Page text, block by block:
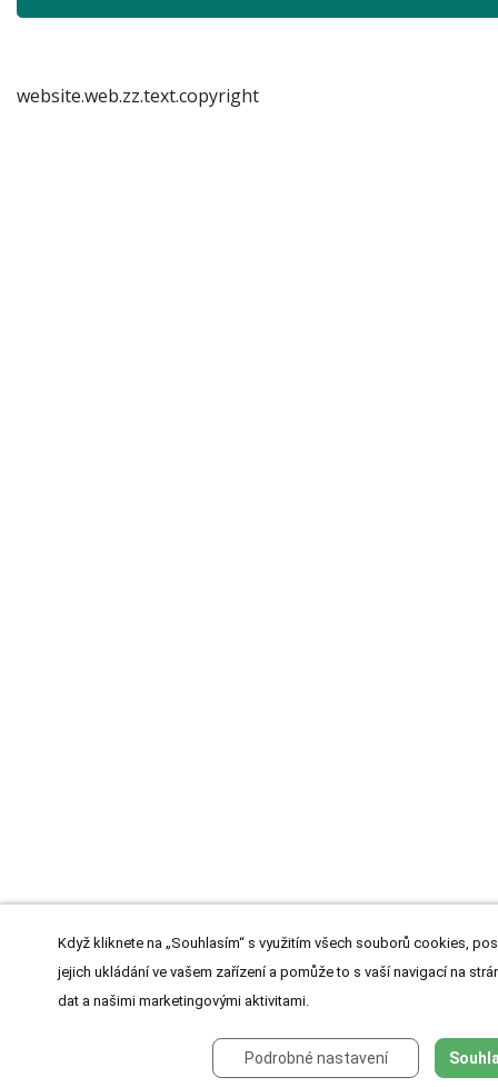
website.web.zz.text.copyright
Když kliknete na „Souhlasím“ s využitím všech souborů cookies,
jejich ukládání ve vašem zařízení a pomůže to s vaší navigací na
dat a našimi marketingovými aktivitami.
Podrobné nastavení